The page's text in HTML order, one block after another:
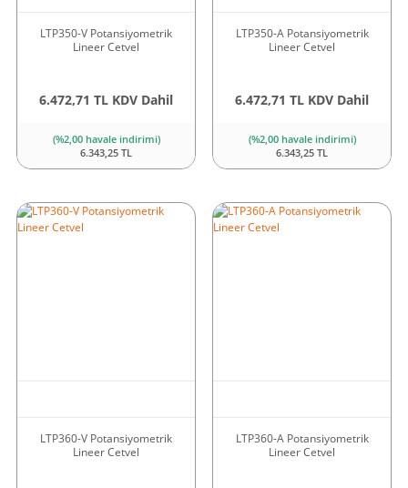
LTP350-V Potansiyometrik
Lineer Cetvel
6.472,71 TL KDV Dahil
(%2,00 havale indirimi)
6.343,25 TL
LTP350-A Potansiyometrik
Lineer Cetvel
6.472,71 TL KDV Dahil
(%2,00 havale indirimi)
6.343,25 TL
LTP360-V Potansiyometrik
Lineer Cetvel
LTP360-A Potansiyometrik
Lineer Cetvel